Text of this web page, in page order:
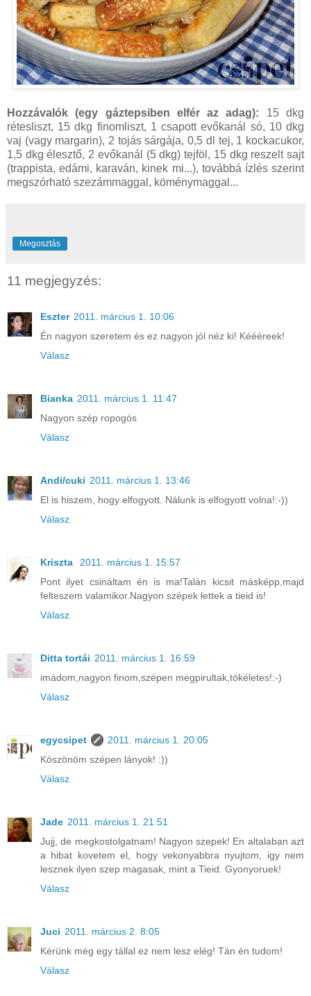
Hozzávalók (egy gáztepsiben elfér az adag): 15 dkg
rétesliszt, 15 dkg finomliszt, 1 csapott evőkanál só, 10 dkg
vaj (vagy margarin), 2 tojás sárgája, 0,5 dl tej, 1 kockacukor,
1,5 dkg élesztő, 2 evőkanál (5 dkg) tejföl, 15 dkg reszelt sajt
(trappista, edámi, karaván, kinek mi...), továbbá ízlés szerint
megszórható szezámmaggal, köménymaggal...
Megosztás
11 megjegyzés:
Eszter 2011. március 1. 10:06
Én nagyon szeretem és ez nagyon jól néz ki! Kéééreek!
Válasz
Bianka 2011. március 1. 11:47
Nagyon szép ropogós
Válasz
Andi/cuki 2011. március 1. 13:46
El is hiszem, hogy elfogyott. Nálunk is elfogyott volna!:-))
Válasz
Kriszta
2011. március 1. 15:57
Pont ilyet csináltam én is ma!Talán kicsit másképp,majd
felteszem valamikor.Nagyon szépek lettek a tieid is!
Válasz
Ditta tortái 2011. március 1. 16:59
imádom,nagyon finom,szépen megpirultak,tökéletes!:-)
Válasz
egycsipet
2011. március 1. 20:05
Köszönöm szépen lányok! :))
Válasz
Jade 2011. március 1. 21:51
Jujj, de megkostolgatnam! Nagyon szepek! En altalaban azt
a hibat kovetem el, hogy vekonyabbra nyujtom, igy nem
lesznek ilyen szep magasak, mint a Tieid. Gyonyoruek!
Válasz
Juci 2011. március 2. 8:05
Kérünk még egy tállal ez nem lesz elég! Tán én tudom!
Válasz